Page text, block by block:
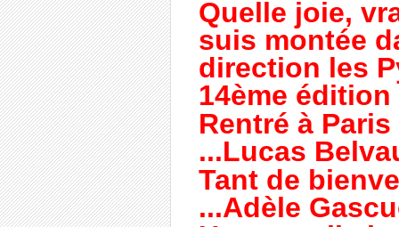
Quelle joie,
suis montée
direction les
14ème édition
Rentré à
...Lucas
Tant de
...Adèle